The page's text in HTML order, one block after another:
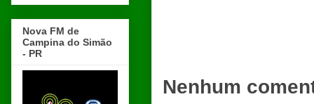
Nenhum
Nova FM de
Campina do Simão
- PR